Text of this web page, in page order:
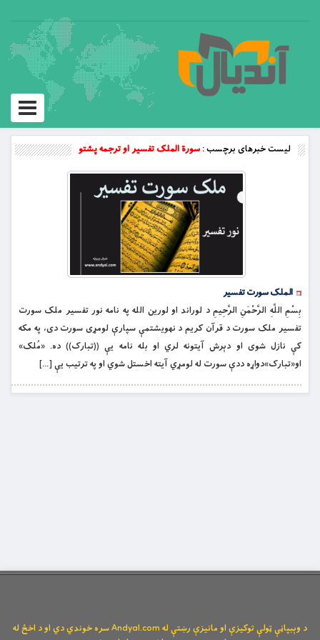
Toggle
لیست خبرهای برچسب :سورة الملک تفسیر او ترجمه پشتو
الملک سورت تفسیر
بِسْمِ اللَّهِ الرَّحْمَنِ الرَّحِيمِ د لوراند او لورین الله په نامه نور تفسیر ملک سورت
تفسیر ملک سورت د قرآن کریم د نهویشتمې سپارې لومړی سورت دی، په مکه
کې نازل شوی او دېرش آیتونه لري او بله نامه یې ((تبارک)) ده. «مُلک»
او«تبارک»دواړه ددې سورت له لومړي آیته اخستل شوي او په ترتیب یې […]
د وېبپاڼې ټولې توکیزې او مانیزې رښتې له Andyal.com سره خوندي دي او د اخځ له